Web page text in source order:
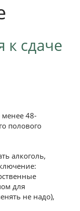
к сдаче
менее 48-
полового
алкоголь,
для
не надо),